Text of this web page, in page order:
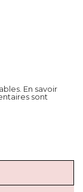
En savoir
sont